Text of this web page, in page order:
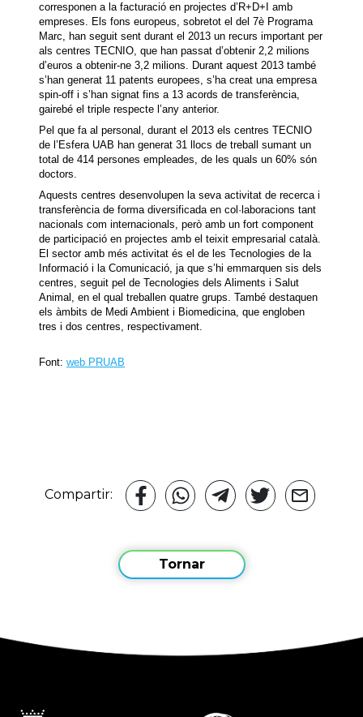
corresponen a la facturació en projectes d’R+D+I amb
empreses. Els fons europeus, sobretot el del 7è Programa
Marc, han seguit sent durant el 2013 un recurs important per
als centres TECNIO, que han passat d’obtenir 2,2 milions
d’euros a obtenir-ne 3,2 milions. Durant aquest 2013 també
s’han generat 11 patents europees, s’ha creat una empresa
spin-off i s’han signat fins a 13 acords de transferència,
gairebé el triple respecte l’any anterior.
Pel que fa al personal, durant el 2013 els centres TECNIO
de l’Esfera UAB han generat 31 llocs de treball sumant un
total de 414 persones empleades, de les quals un 60% són
doctors.
Aquests centres desenvolupen la seva activitat de recerca i
transferència de forma diversificada en col·laboracions tant
nacionals com internacionals, però amb un fort component
de participació en projectes amb el teixit empresarial català.
El sector amb més activitat és el de les Tecnologies de la
Informació i la Comunicació, ja que s’hi emmarquen sis dels
centres, seguit pel de Tecnologies dels Aliments i Salut
Animal, en el qual treballen quatre grups. També destaquen
els àmbits de Medi Ambient i Biomedicina, que engloben
tres i dos centres, respectivament.
Font: web PRUAB
Compartir:
Tornar